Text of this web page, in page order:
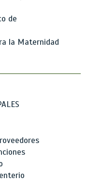
de
la Maternidad